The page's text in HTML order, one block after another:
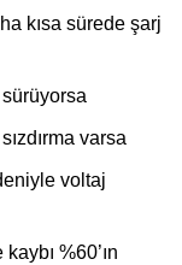
kısa sürede şarj
varsa
voltaj
%60’ın